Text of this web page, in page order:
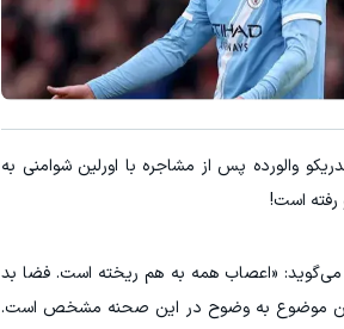
والورده پس از مشاجره با اورلین شوامنی به
رفته است!
می‌گوید: «اعصاب همه به هم ریخته است. فضا بد
این موضوع به وضوح در این صحنه مشخص است.
ثبت نام کنید